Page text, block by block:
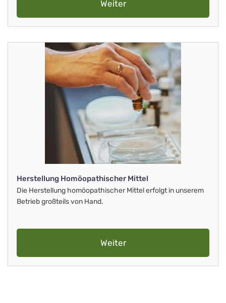
Weiter
Herstellung Homöopathischer Mittel
Die Herstellung homöopathischer Mittel erfolgt in unserem
Betrieb großteils von Hand.
Weiter